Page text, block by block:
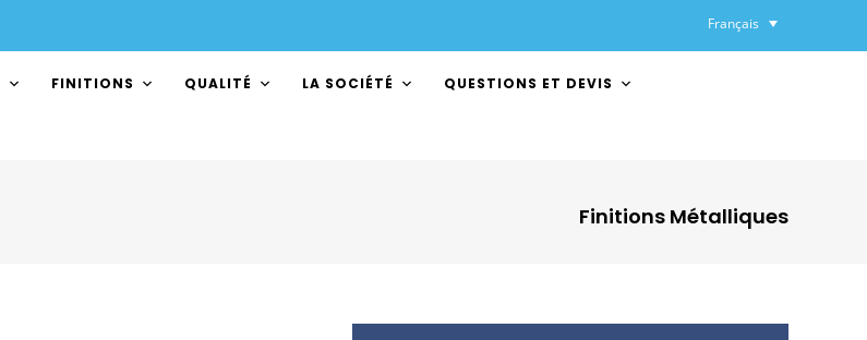
Français
FINITIONS QUALITÉ LA SOCIÉTÉ QUESTIONS ET DEVIS
Finitions Métalliques